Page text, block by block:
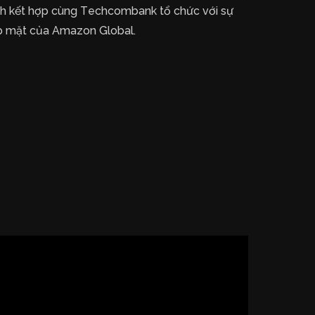
kết hợp cùng Techcombank tổ chức với sự
mặt của Amazon Global.